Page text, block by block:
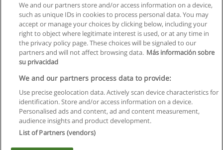
Règles d'utilisation
Confidentialité des données
We and our partners store and/or access information on a device,
such as unique IDs in cookies to process personal data. You may
accept or manage your choices by clicking below, including your
right to object where legitimate interest is used, or at any time in
the privacy policy page. These choices will be signaled to our
partners and will not affect browsing data. Más información sobre
su privacidad
We and our partners process data to provide:
Use precise geolocation data. Actively scan device characteristics for
identification. Store and/or access information on a device.
Personalised ads and content, ad and content measurement,
audience insights and product development.
List of Partners (vendors)